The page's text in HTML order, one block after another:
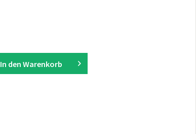
In den Warenkorb